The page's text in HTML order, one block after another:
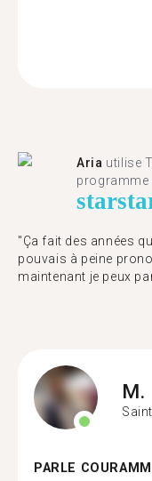
Aria utilise
programme
star
"Ça fait des années
pouvais à peine
maintenant je peux
M.
PARLE